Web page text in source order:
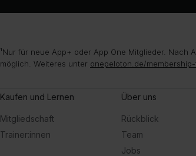
¹Nur für neue App+ oder App One Mitglieder.
möglich. Weiteres unter onepeloton.de/
Kaufen und Lernen
Mitgliedschaft
Trainer:innen
Über uns
Rückblick
Team
Jobs